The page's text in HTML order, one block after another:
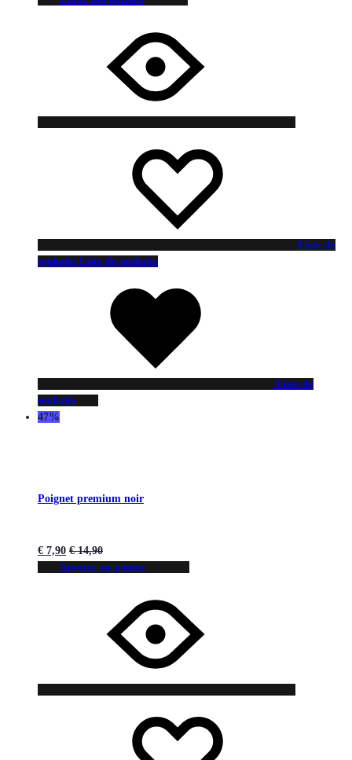
Liste de
souhaits Liste de souhaits
Liste de
souhaits
47%
Poignet premium noir
€ 7,90 €14,90
Ajouter au panier